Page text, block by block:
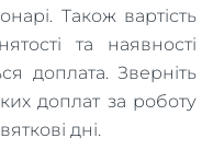
Також вартість
та наявності
доплата. Зверніть
доплат за роботу
дні.